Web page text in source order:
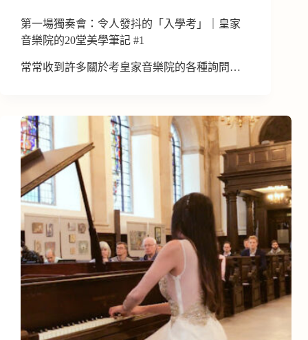
第一場獨奏會：令人發抖的「入學考」｜皇家
音樂院的20堂美學筆記 #1
常常收到許多關於考皇家音樂院的各種詢問…